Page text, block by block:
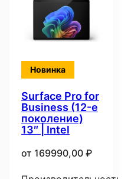
Новинка
Surface Pro for
Business (12-е
поколение)
13″ | Intel
от 169990,00 ₽